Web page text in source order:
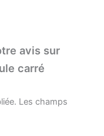
avis sur
carré
Les champs